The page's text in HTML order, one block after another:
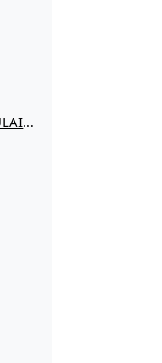
N. PROPRIÉTÉS DU FORMULAIRE